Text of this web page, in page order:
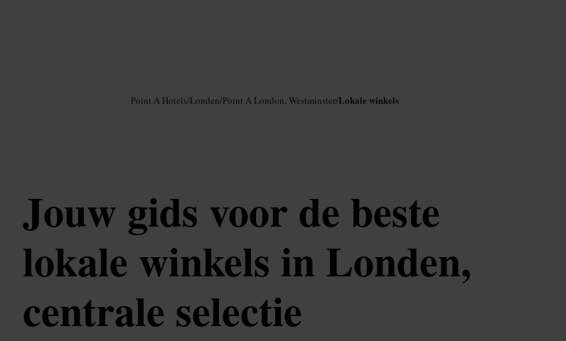
Point A Hotels/Londen/Point A London, Westminster/Lokale winkels
Jouw gids voor de beste
lokale winkels in Londen,
centrale selectie